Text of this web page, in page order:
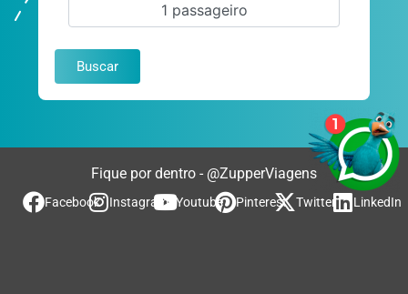
1 passageiro
Buscar
Fique por dentro - @ZupperViagens
Facebook Instagram Youtube Pinterest Twitter LinkedIn